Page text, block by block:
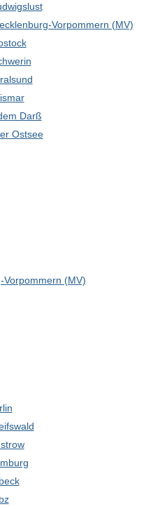
Vorpommern (MV)
Darß
Ostsee
(MV)